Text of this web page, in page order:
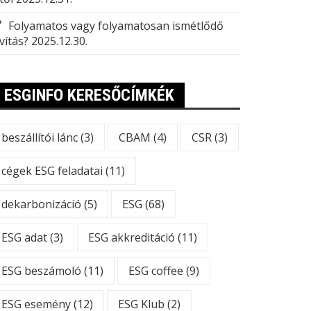
Folyamatos vagy folyamatosan ismétlődő
2025.12.30.
ESGINFO KERESŐCÍMKÉK
beszállítói lánc(3) CBAM (4) CSR(3)
cégek ESG feladatai (11)
dekarbonizáció (5) ESG (68)
ESG adat(3) ESG akkreditáció (11)
ESG beszámoló (11) ESG coffee (9)
ESG esemény(12) ESG Klub (2)